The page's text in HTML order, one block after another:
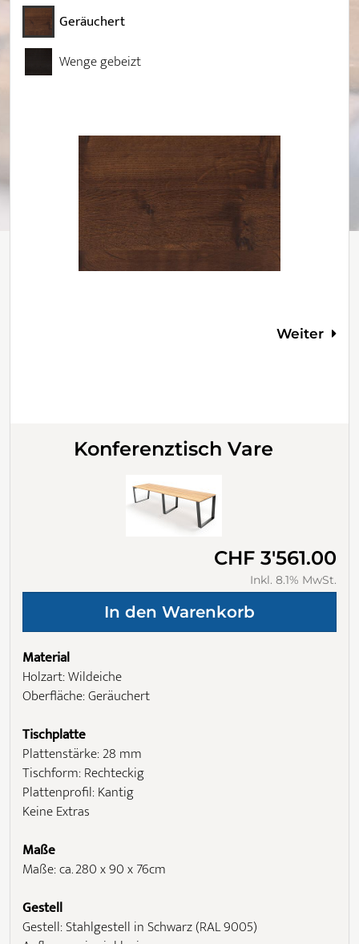
Geräuchert
Wenge gebeizt
Weiter
Konferenztisch Vare
CHF 3'561.00
Inkl. 8.1% MwSt.
Material
Holzart: Wildeiche
Oberfläche: Geräuchert
Tischplatte
Plattenstärke: 28 mm
Tischform: Rechteckig
Plattenprofil: Kantig
Keine Extras
Maße
Maße: ca. 280 x 90 x 76cm
Gestell
Gestell: Stahlgestell in Schwarz (RAL 9005)